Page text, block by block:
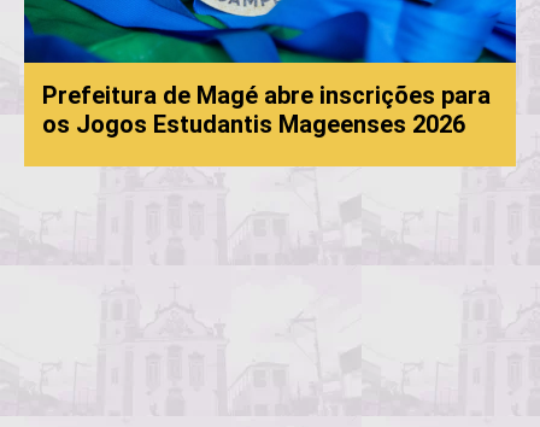
abre inscrições para
Mageenses 2026
convocação